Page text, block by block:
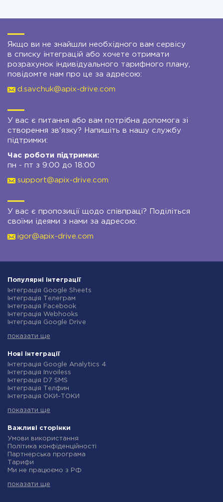
Якщо ви не знайшли необхідного вам сервісу
в списку інтеграцій або хочете отримати
розрахунок індивідуального тарифного плану,
повідомте нам про це за адресою:
d.savchuk@apix-drive.com
У вас є питання або вам потрібна допомога зі
створення зв'язку? Напишіть в нашу службу
підтримки:
Час роботи підтримки:
пн - пт з 9:00 до 18:00
support@apix-drive.com
У вас є пропозиції щодо співпраці? Поділіться
своїми ідеями з нами за адресою:
igor@apix-drive.com
Популярні інтеграції
Інтеграція Google Sheets
Інтеграція Телеграм
Інтеграція Facebook
Інтеграція Webhooks
Інтеграція Google Drive
Інтеграція Gmail
Інтеграція Rozetka
Інтеграція OpenAI (ChatGPT)
Інтеграція Binotel
Інтеграція Prom
Інтеграція Приват24
Інтеграція OLX
Інтеграція SendPulse
Інтеграція Stream Telecom
Інтеграція Google Analytics
Інтеграція Creatio
Інтеграція Ringostat
Інтеграція Google Calendar
Інтеграція Airtable
показати ще
Нові інтеграції
Інтеграція Google Analytics 4
Інтеграція Invoiless
Інтеграція D7 SMS
Інтеграція Телфин
Інтеграція ОКИ-ТОКИ
Інтеграція Microsoft Dynamics 365
Інтеграція TxtSync
Інтеграція Wire2Air
Інтеграція Corezoid
Інтеграція Infobip
Інтеграція Instasent
Інтеграція AtomPark
Інтеграція Campaign Monitor
показати ще
Важливі сторінки
Умови використання
Політика конфіденційності
Партнерська програма
Тарифи
Ми не працюємо з РФ
Індивідуальна розробка
показати ще